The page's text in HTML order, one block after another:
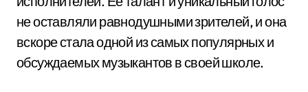
не оставляли равнодушными зрителей, и она
вскоре стала одной из самых популярных и
обсуждаемых музыкантов в своей школе.